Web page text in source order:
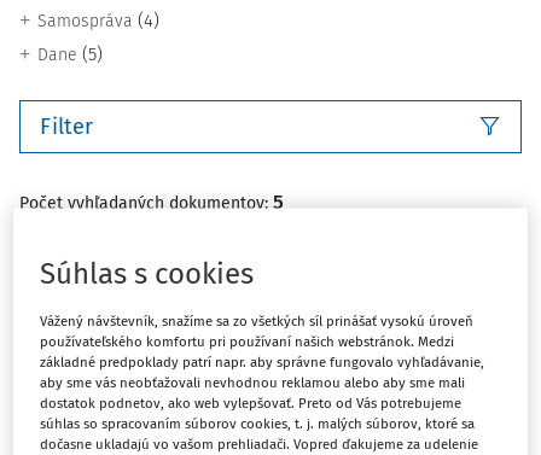
Samospráva (4)
Dane (5)
Filter
Počet vyhľadaných dokumentov: 5
Najnovšie Najstaršie
ČLÁNKY
Postup obce pri daňovom dlhu daňového
subjektu
Ak vznikne daňovému subjektu daňový dlh v podobe
Súhlas s cookies
Vážený návštevník, snažíme sa zo všetkých síl prinášať vysokú úroveň
používateľského komfortu pri používaní našich webstránok. Medzi
základné predpoklady patrí napr. aby správne fungovalo vyhľadávanie,
aby sme vás neobťažovali nevhodnou reklamou alebo aby sme mali
dostatok podnetov, ako web vylepšovať. Preto od Vás potrebujeme
súhlas so spracovaním súborov cookies, t. j. malých súborov, ktoré sa
dočasne ukladajú vo vašom prehliadači. Vopred ďakujeme za udelenie